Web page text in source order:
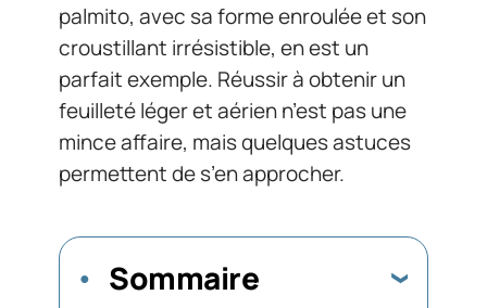
palmito, avec sa forme enroulée et son
croustillant irrésistible, en est un
parfait exemple. Réussir à obtenir un
feuilleté léger et aérien n’est pas une
mince affaire, mais quelques astuces
permettent de s’en approcher.
Sommaire